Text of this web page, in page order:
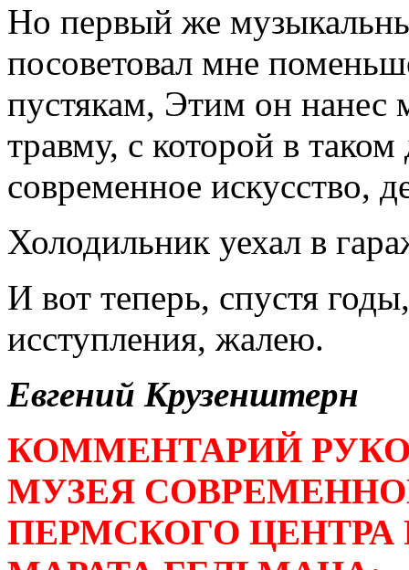
Но первый же
посоветовал мне
пустякам, Этим он
травму, с которой в
современное искусство,
Холодильник уехал в
И вот теперь, спустя
исступления, жалею.
Евгений Крузенштерн
КОММЕНТАРИЙ
МУЗЕЯ
ПЕРМСКОГО ЦЕНТРА